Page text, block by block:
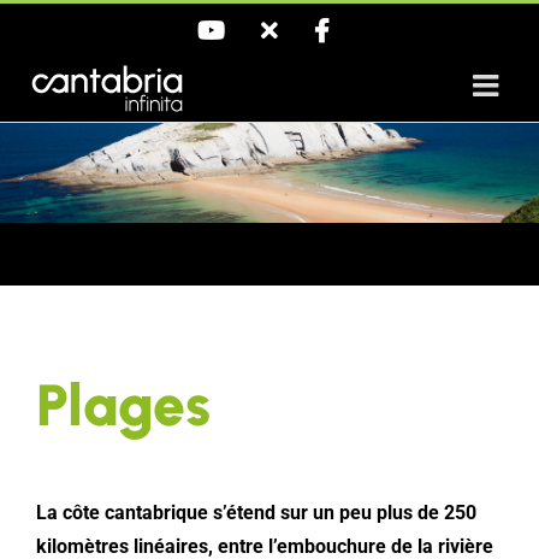
Saltar
YouTube
X Facebook
Plages
La côte cantabrique s’étend sur un peu plus de 250
kilomètres linéaires, entre l’embouchure de la rivière